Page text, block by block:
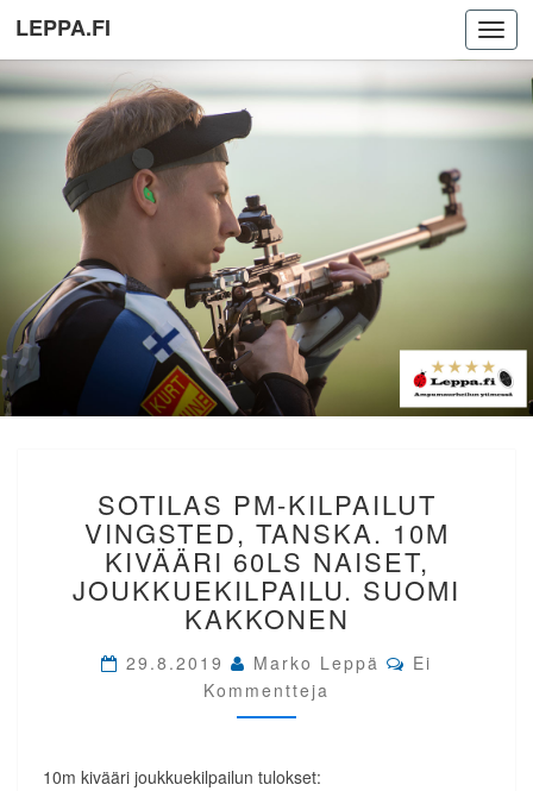
LEPPA.FI
PM-
KILPAILUT
VINGSTED,
TANSKA.
10M
KIVÄÄRI
NAISET,
JOUKKUEKILPAILU.
SUOMI
SOTILAS PM-KILPAILUT
VINGSTED, TANSKA. 10M
KIVÄÄRI 60LS NAISET,
JOUKKUEKILPAILU. SUOMI
KAKKONEN
29.8.2019 Marko Leppä Comments
Ei
Kommentteja
10m kivääri joukkuekilpailun tulokset: